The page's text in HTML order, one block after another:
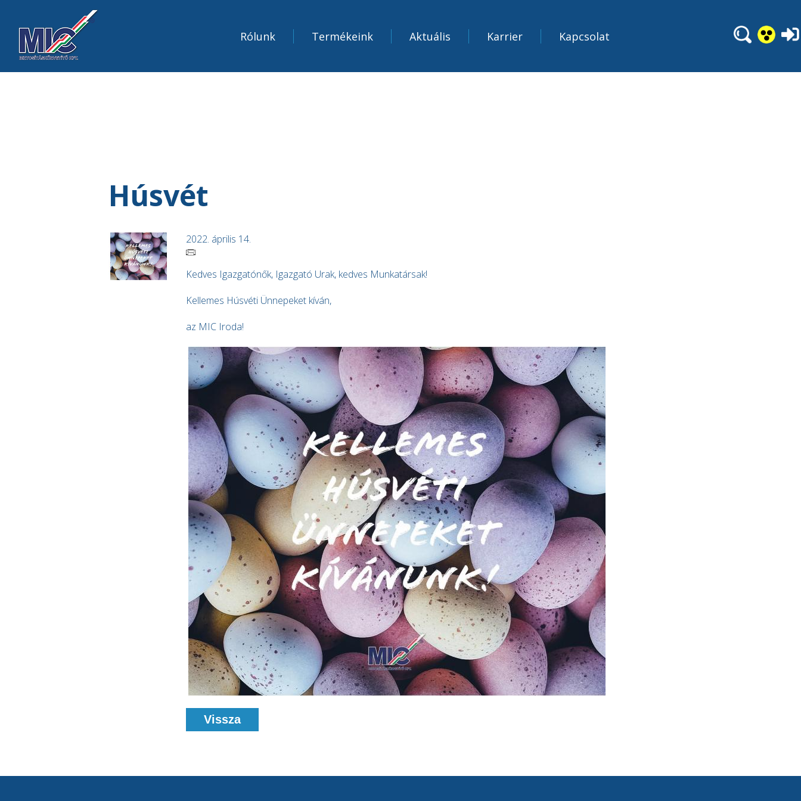
Rólunk Termékeink Aktuális Karrier Kapcsolat
Húsvét
2022. április 14.
Kedves Igazgatónők, Igazgató Urak, kedves Munkatársak!
Kellemes Húsvéti Ünnepeket kíván,
az MIC Iroda!
Vissza